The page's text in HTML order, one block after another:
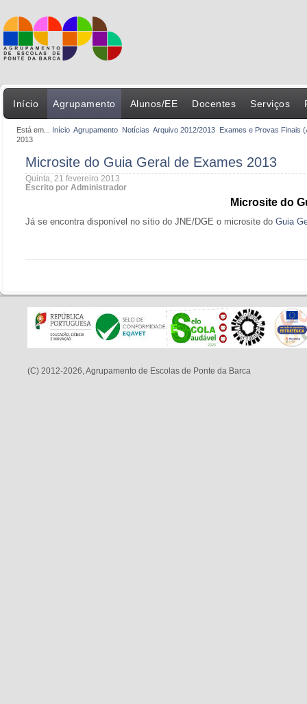
Início Agrupamento Alunos/EE Docentes Serviços
Está em... Início Agrupamento Notícias Arquivo 2012/2013 Exames e Provas Finais
2013
Microsite do Guia Geral de Exames 2013
Quinta, 21 fevereiro 2013
Escrito por Administrador
Microsite do
Já se encontra disponível no sítio do JNE/DGE o microsite do Guia
(C) 2012-2026, Agrupamento de Escolas de Ponte da Barca